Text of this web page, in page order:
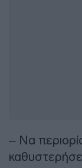
– Να